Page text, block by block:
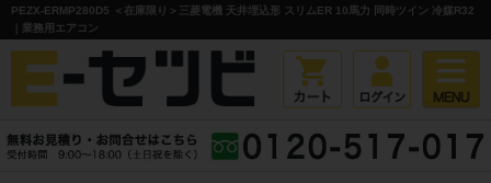
PEZX-ERMP280D5 ＜在庫限り＞三菱電機 天井埋込形 スリムER 10馬力 同時ツイン 冷媒R32
｜業務用エアコン